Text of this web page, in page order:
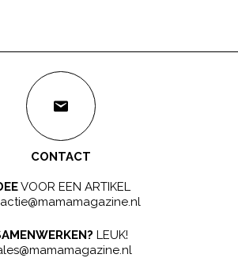
CONTACT
VOOR EEN ARTIKEL
LEUK!